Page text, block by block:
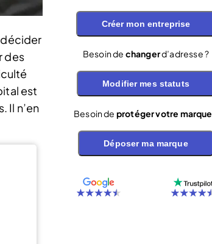
des
est
Il n’en
Créer mon entreprise
Besoin de changerd’adresse ?
Modifier mes statuts
Besoin de protéger votre marque
Déposer ma marque